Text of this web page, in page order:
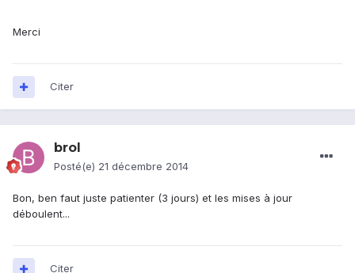
Merci
Citer
brol
Posté(e) 21 décembre 2014
Bon, ben faut juste patienter (3 jours) et les mises à jour
déboulent...
Citer